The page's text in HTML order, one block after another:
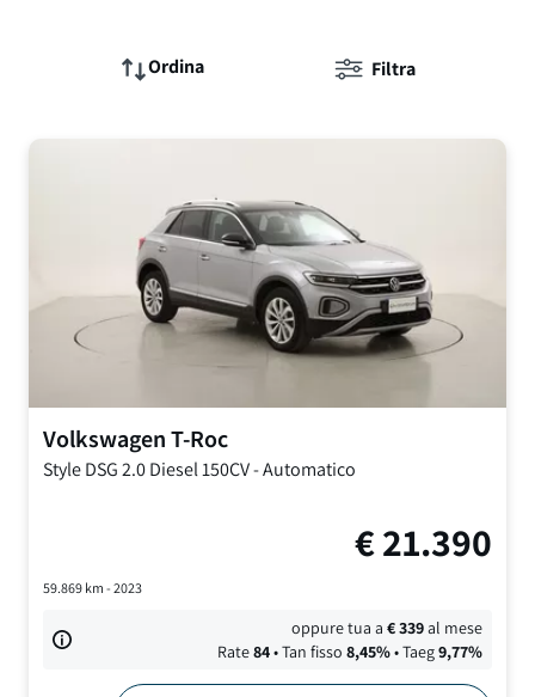
Ordina Filtra
VolkswagenT-Roc
Style DSG2.0 Diesel 150CV-Automatico
€21.390
59.869km - 2023
oppure tua a€339al mese
Rate84• Tan fisso 8,45%• Taeg9,77%